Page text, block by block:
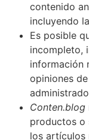
contenido
incluyendo
Es posible
incompleto,
información
opiniones de
Conten.blog
productos o
los artículos